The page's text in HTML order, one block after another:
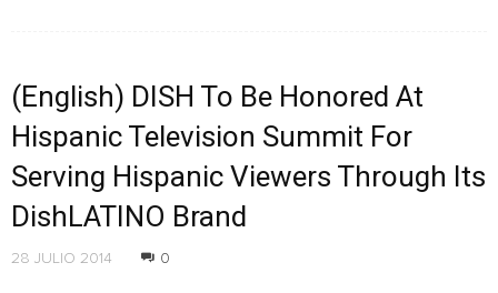
(English) DISH To Be Honored At
Hispanic Television Summit For
Serving Hispanic Viewers Through Its
DishLATINO Brand
28 JULIO 2014 0